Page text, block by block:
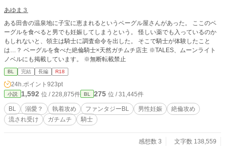
あゆま３
ある田舎の温泉地に子宝に恵まれるというベーグル屋さんがあった。 ここのベ
ーグルを食べると男でも妊娠してしまうという。 怪しい薬でも入っているのか
もしれないと、領主は騎士に調査命令を出した。 そこで騎士が体験したこと
は…？ ベーグルを食べた絶倫騎士×天然ガチムチ店主 ※TALES、ムーンライト
ノベルにも掲載しています。 ※無断転載禁止
BL 完結 長編 R18
24h.ポイント 923pt
小説 1,592 位 / 228,875件 BL 275 位 / 31,445件
BL 溺愛？ 執着攻め ファンタジーBL 男性妊娠
絶倫攻め
流され受け
ガチムチ 騎士
感想数 3
文字数 138,559